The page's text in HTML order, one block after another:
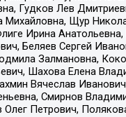
Гудков Лев
Михайловна, Щур
Ирина
Беляев Сергей
Залмановна,
Шахова Елена
Вячеслав
Смирнов
Петрович,